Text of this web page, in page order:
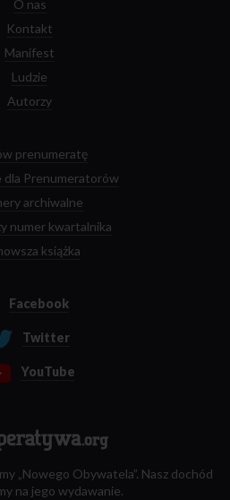
O nas
Kontakt
Manifest
Ludzie
Autorzy
prenumeratę
dla Prenumeratorów
archiwalne
numer kwartalnika
książka
Facebook
Twitter
YouTube
„Nowego Obywatela”. Nasz dochód
na jego wydawanie.